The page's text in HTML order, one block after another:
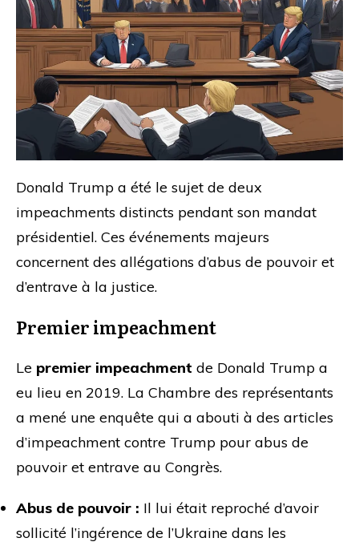
Donald Trump a été le sujet de deux
impeachments distincts pendant son mandat
présidentiel. Ces événements majeurs
concernent des allégations d’abus de pouvoir et
d’entrave à la justice.
Premier impeachment
Le premier impeachment de Donald Trump a
eu lieu en 2019. La Chambre des représentants
a mené une enquête qui a abouti à des articles
d’impeachment contre Trump pour abus de
pouvoir et entrave au Congrès.
Abus de pouvoir : Il lui était reproché d’avoir
sollicité l’ingérence de l’Ukraine dans les